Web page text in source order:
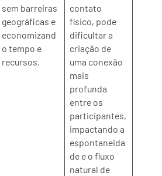
sem barreiras
geográficas e
economizand
o tempo e
recursos.
contato
físico, pode
dificultar a
criação de
uma conexão
mais
profunda
entre os
participantes,
impactando a
espontaneida
de e o fluxo
natural de